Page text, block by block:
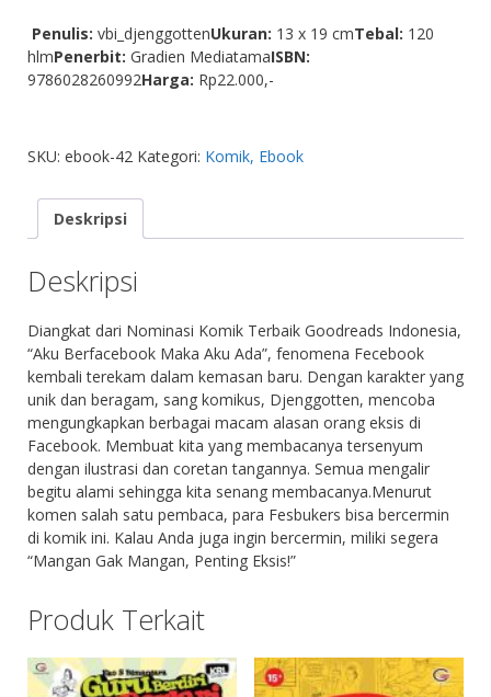
Penulis: vbi_djenggottenUkuran: 13 x 19 cmTebal: 120
hlmPenerbit: Gradien MediatamaISBN:
9786028260992Harga: Rp22.000,-
SKU: ebook-42 Kategori: Komik, Ebook
Deskripsi
Deskripsi
Diangkat dari Nominasi Komik Terbaik Goodreads Indonesia,
“Aku Berfacebook Maka Aku Ada”, fenomena Fecebook
kembali terekam dalam kemasan baru. Dengan karakter yang
unik dan beragam, sang komikus, Djenggotten, mencoba
mengungkapkan berbagai macam alasan orang eksis di
Facebook. Membuat kita yang membacanya tersenyum
dengan ilustrasi dan coretan tangannya. Semua mengalir
begitu alami sehingga kita senang membacanya.Menurut
komen salah satu pembaca, para Fesbukers bisa bercermin
di komik ini. Kalau Anda juga ingin bercermin, miliki segera
“Mangan Gak Mangan, Penting Eksis!”
Produk Terkait